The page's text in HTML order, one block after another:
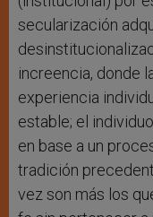
secularización
increencia, donde
experiencia
estable; el
en base a un
tradición
vez son más los